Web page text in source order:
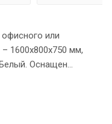
или
1600х800х750 мм,
Оснащен
соединены